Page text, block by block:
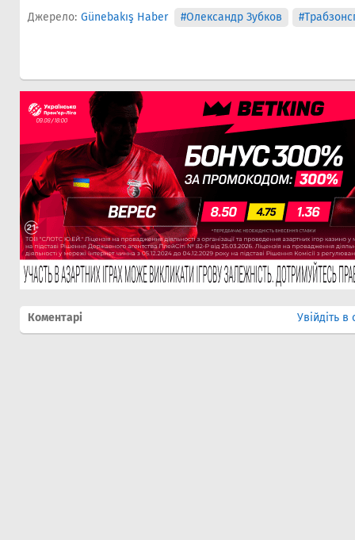
Джерело: Günebakış Haber #Олександр Зубков
Коментарі Увійдіть в